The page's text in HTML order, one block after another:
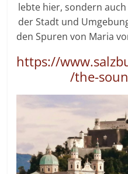
lebte hier, sondern
der Stadt und
den Spuren von Maria
https://
/the-